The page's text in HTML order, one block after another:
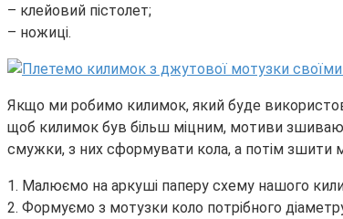
– клейовий пістолет;
– ножиці.
Якщо ми робимо килимок, який буде
щоб килимок був більш міцним, мотиви
смужки, з них сформувати кола, а потім зшити
1. Малюємо на аркуші паперу схему нашого
2. Формуємо з мотузки коло потрібного